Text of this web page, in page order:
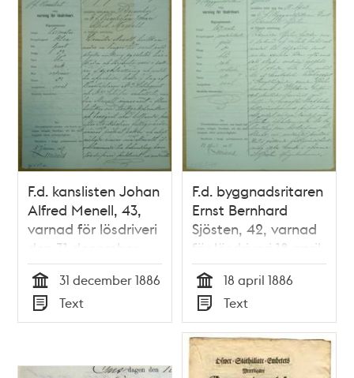
F.d. kanslisten Johan
Alfred Menell, 43,
varnad för lösdriveri
den 31 december
1886 –
förhörsprotokoll
Tid
31 december 1886
Typ
Text
F.d. byggnadsritaren
Ernst Bernhard
Sjösten, 42, varnad
för lösdriveri 18 april
1886 - polisförhör
Tid
18 april 1886
Typ
Text